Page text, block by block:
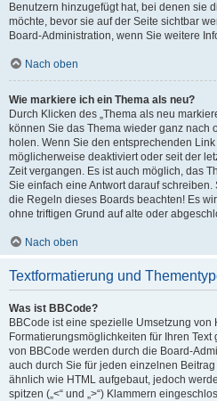
Benutzern hinzugefügt hat, bei denen sie
möchte, bevor sie auf der Seite sichtbar
Board-Administration, wenn Sie weitere
Nach oben
Wie markiere ich ein Thema als neu?
Durch Klicken des „Thema als neu
können Sie das Thema wieder ganz nach
holen. Wenn Sie den entsprechenden
möglicherweise deaktiviert oder seit der
Zeit vergangen. Es ist auch möglich, das
Sie einfach eine Antwort darauf
die Regeln dieses Boards beachten! Es
ohne triftigen Grund auf alte oder
Nach oben
Textformatierung und
Was ist BBCode?
BBCode ist eine spezielle Umsetzung
Formatierungsmöglichkeiten für Ihren
von BBCode werden durch die Board-
auch durch Sie für jeden einzelnen
ähnlich wie HTML aufgebaut, jedoch
spitzen („<“ und „>“) Klammern